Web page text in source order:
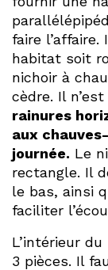
faire
habitat soit
nichoir à
cèdre. Il
rainures
aux
journée. Le
rectangle. Il
le bas, ainsi
faciliter
L’intérieur
3 pièces. Il